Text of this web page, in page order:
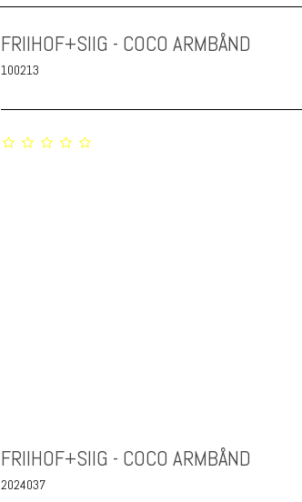
FRIIHOF+SIIG - COCO ARMBÅND
100213
FRIIHOF+SIIG - COCO ARMBÅND
2024037